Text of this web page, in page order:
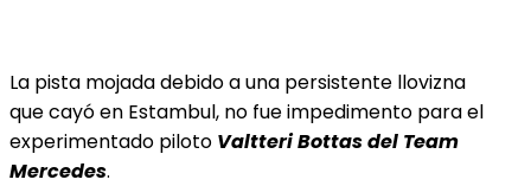
La pista mojada debido a una persistente llovizna
que cayó en Estambul, no fue impedimento para el
experimentado piloto Valtteri Bottas del Team
Mercedes.